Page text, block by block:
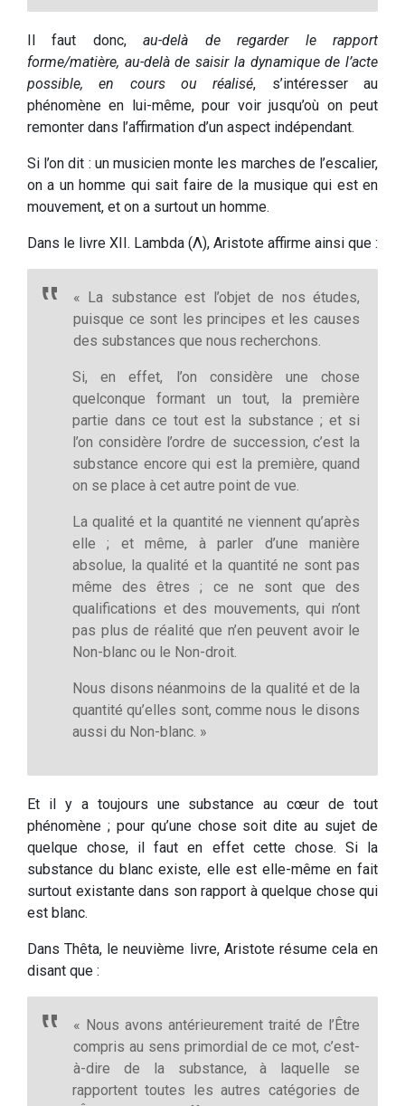
Il faut donc,au-delà de regarder le rapport
forme/matière, au-delà de saisir la dynamique de l’acte
possible, en cours ou réalisé, s’intéresser au
phénomène en lui-même, pour voir jusqu’où on peut
remonter dans l’affirmation d’un aspect indépendant.
Si l’on dit : un musicien monte les marches de l’escalier,
on a un homme qui sait faire de la musique qui est en
mouvement, et on a surtout un homme.
Dans le livre XII. Lambda (Λ), Aristote affirme ainsi que :
« La substance est l’objet de nos études,
puisque ce sont les principes et les causes
des substances que nous recherchons.
Si, en effet, l’on considère une chose
quelconque formant un tout, la première
partie dans ce tout est la substance ; et si
l’on considère l’ordre de succession, c’est la
substance encore qui est la première, quand
on se place à cet autre point de vue.
La qualité et la quantité ne viennent qu’après
elle ; et même, à parler d’une manière
absolue, la qualité et la quantité ne sont pas
même des êtres ; ce ne sont que des
qualifications et des mouvements, qui n’ont
pas plus de réalité que n’en peuvent avoir le
Non-blanc ou le Non-droit.
Nous disons néanmoins de la qualité et de la
quantité qu’elles sont, comme nous le disons
aussi du Non-blanc. »
Et il y a toujours une substance au cœur de tout
phénomène ; pour qu’une chose soit dite au sujet de
quelque chose, il faut en effet cette chose. Si la
substance du blanc existe, elle est elle-même en fait
surtout existante dans son rapport à quelque chose qui
est blanc.
Dans Thêta, le neuvième livre, Aristote résume cela en
disant que :
« Nous avons antérieurement traité de l’Être
compris au sens primordial de ce mot, c’est-
à-dire de la substance, à laquelle se
rapportent toutes les autres catégories de